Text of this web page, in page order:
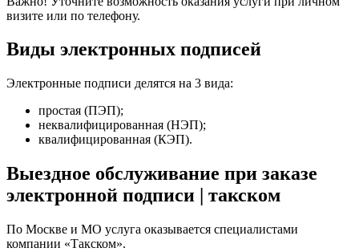
визите или по телефону.
Виды электронных подписей
Электронные подписи делятся на 3 вида:
простая (ПЭП);
неквалифицированная (НЭП);
квалифицированная (КЭП).
Выездное обслуживание при заказе
электронной подписи | такском
По Москве и МО услуга оказывается специалистами
компании «Такском».